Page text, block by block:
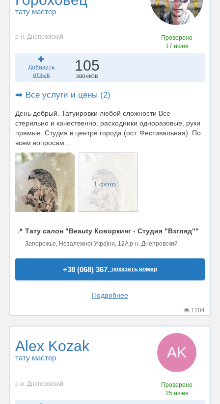
тату мастер
р-н. Днепровский
Проверено
17 июня
Добавить
отзыв
105
звонков
➡️ Все услуги и цены (2)
День добрый. Татуировки любой сложности Все
стерильно и качественно, расходники одноразовые, руки
прямые. Студия в центре города (ост. Фестивальная). По
всем вопросам...
1 фото
📍 Тату салон "Beauty Коворкинг - Студия "Взгляд""
Запорожье, Незалежної України, 12A р-н. Днепровский
+38 (068) 367..показать номер
Подробнее
1204
Alex Kozak
тату мастер AK
р-н. Днепровский
Проверено
25 июня